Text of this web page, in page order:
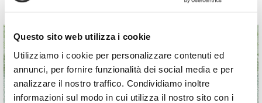
Questo sito web utilizza i cookie
Utilizziamo i cookie per personalizzare contenuti ed
annunci, per fornire funzionalità dei social media e per
analizzare il nostro traffico. Condividiamo inoltre
informazioni sul modo in cui utilizza il nostro sito con i